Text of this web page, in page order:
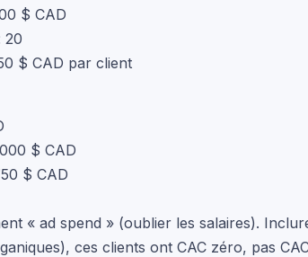
$ CAD
20
$ CAD par client
$ CAD
$ CAD
« ad spend » (oublier les salaires).
ces clients ont CAC zéro, pas